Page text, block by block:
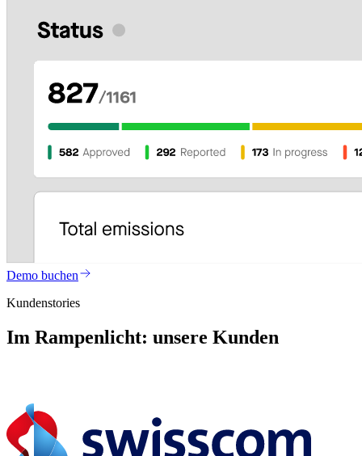
Demo buchen
Kundenstories
Im Rampenlicht: unsere Kunden